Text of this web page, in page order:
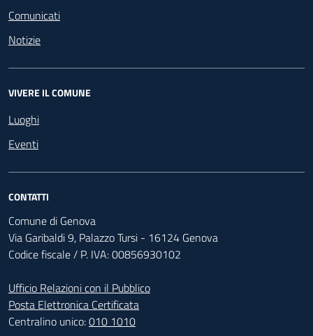
Comunicati
Notizie
VIVERE IL COMUNE
Luoghi
Eventi
CONTATTI
Comune di Genova
Via Garibaldi 9, Palazzo Tursi - 16124 Genova
Codice fiscale / P. IVA: 00856930102
Ufficio Relazioni con il Pubblico
Posta Elettronica Certificata
Centralino unico:010 1010